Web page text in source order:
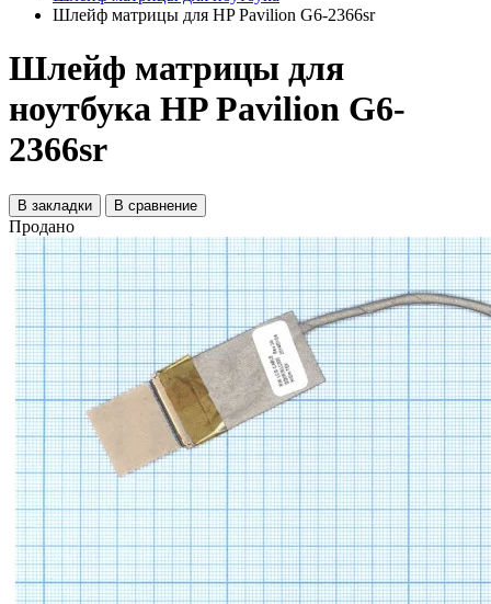
Шлейф матрицы для HP Pavilion G6-2366sr
Шлейф матрицы для
ноутбука HP Pavilion G6-
2366sr
В закладки В сравнение
Продано